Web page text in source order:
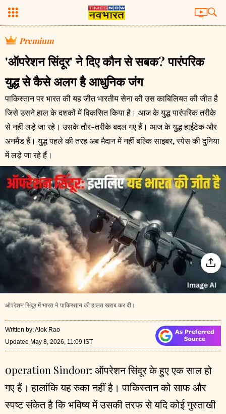
Premium
'ऑपरेशन सिंदूर' ने दिए कौन से सबक? पारंपरिक
युद्ध से कैसे अलग है आधुनिक जंग
पाकिस्तान पर भारत की यह जीत भारतीय सेना की उस काबिलियत की जीत है
जिसे उसने हाल के दशकों में विकसित किया है। आज के युद्ध पारंपरिक तरीके
से नहीं लड़े जा रहे। उसके तौर-तरीके बदल गए हैं। आज के युद्ध हाईटेक और
अनमैंड हैं। युद्ध पहले की तरह अब मैदान में नहीं बल्कि साइबर, स्पेस की दुनिया
में लड़े जा रहे हैं।
ऑपरेशन सिंदूर में भारत ने पाकिस्तान की हालत खराब कर दी।
Written by:Alok Rao
Updated May 8, 2026, 11:09 IST
Operation Sindoor: ऑपरेशन सिंदूर के हुए एक साल हो
गए हैं। हालांकि यह रुका नहीं है। पाकिस्तान को साफ और
स्पष्ट संकेत है कि भविष्य में उसकी तरफ से यदि कोई गुस्ताखी